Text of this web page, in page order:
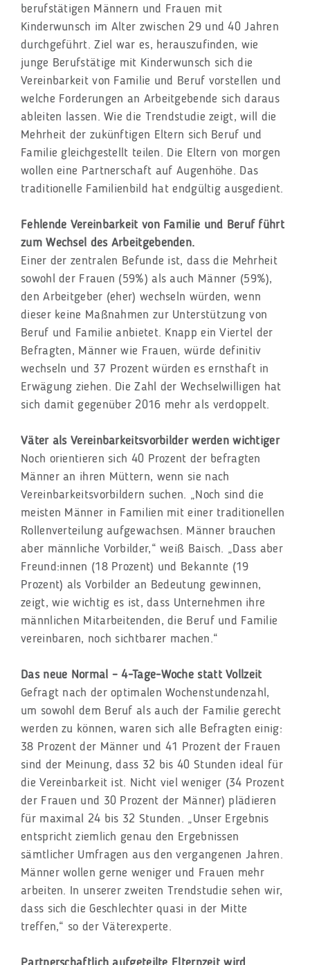
berufstätigen Männern und Frauen mit
Kinderwunsch im Alter zwischen 29 und 40 Jahren
durchgeführt. Ziel war es, herauszufinden, wie
junge Berufstätige mit Kinderwunsch sich die
Vereinbarkeit von Familie und Beruf vorstellen und
welche Forderungen an Arbeitgebende sich daraus
ableiten lassen. Wie die Trendstudie zeigt, will die
Mehrheit der zukünftigen Eltern sich Beruf und
Familie gleichgestellt teilen. Die Eltern von morgen
wollen eine Partnerschaft auf Augenhöhe. Das
traditionelle Familienbild hat endgültig ausgedient.
Fehlende Vereinbarkeit von Familie und Beruf führt
zum Wechsel des Arbeitgebenden.
Einer der zentralen Befunde ist, dass die Mehrheit
sowohl der Frauen (59%) als auch Männer (59%),
den Arbeitgeber (eher) wechseln würden, wenn
dieser keine Maßnahmen zur Unterstützung von
Beruf und Familie anbietet. Knapp ein Viertel der
Befragten, Männer wie Frauen, würde definitiv
wechseln und 37 Prozent würden es ernsthaft in
Erwägung ziehen. Die Zahl der Wechselwilligen hat
sich damit gegenüber 2016 mehr als verdoppelt.
Väter als Vereinbarkeitsvorbilder werden wichtiger
Noch orientieren sich 40 Prozent der befragten
Männer an ihren Müttern, wenn sie nach
Vereinbarkeitsvorbildern suchen. „Noch sind die
meisten Männer in Familien mit einer traditionellen
Rollenverteilung aufgewachsen. Männer brauchen
aber männliche Vorbilder,“ weiß Baisch. „Dass aber
Freund:innen (18 Prozent) und Bekannte (19
Prozent) als Vorbilder an Bedeutung gewinnen,
zeigt, wie wichtig es ist, dass Unternehmen ihre
männlichen Mitarbeitenden, die Beruf und Familie
vereinbaren, noch sichtbarer machen.“
Das neue Normal – 4-Tage-Woche statt Vollzeit
Gefragt nach der optimalen Wochenstundenzahl,
um sowohl dem Beruf als auch der Familie gerecht
werden zu können, waren sich alle Befragten einig:
38 Prozent der Männer und 41 Prozent der Frauen
sind der Meinung, dass 32 bis 40 Stunden ideal für
die Vereinbarkeit ist. Nicht viel weniger (34 Prozent
der Frauen und 30 Prozent der Männer) plädieren
für maximal 24 bis 32 Stunden. „Unser Ergebnis
entspricht ziemlich genau den Ergebnissen
sämtlicher Umfragen aus den vergangenen Jahren.
Männer wollen gerne weniger und Frauen mehr
arbeiten. In unserer zweiten Trendstudie sehen wir,
dass sich die Geschlechter quasi in der Mitte
treffen,“ so der Väterexperte.